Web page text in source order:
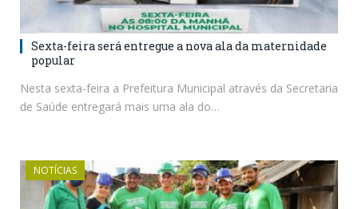
Sexta-feira será entregue a nova ala da maternidade
popular
Nesta sexta-feira a Prefeitura Municipal através da Secretaria
de Saúde entregará mais uma ala do…
NOTÍCIAS